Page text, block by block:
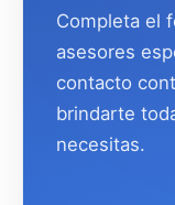
Completa el
asesores
contacto
brindarte
necesitas.